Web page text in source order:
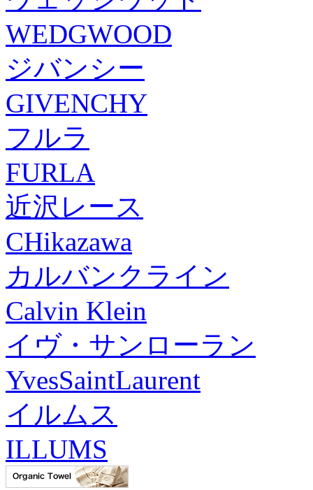
WEDGWOOD
ジバンシー
GIVENCHY
フルラ
FURLA
近沢レース
CHikazawa
カルバンクライン
Calvin Klein
イヴ・サンローラン
YvesSaintLaurent
イルムス
ILLUMS